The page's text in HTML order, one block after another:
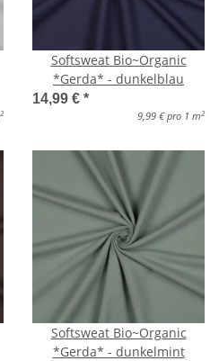
2
Softsweat Bio~Organic
*Gerda* - dunkelblau
14,99 € *
9,99 € pro 1 m 2
Softsweat Bio~Organic
*Gerda* - dunkelmint